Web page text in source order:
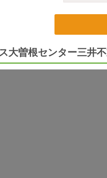
大曽根センター三井